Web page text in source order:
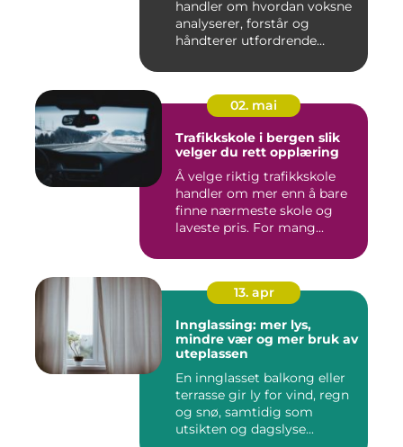
handler om hvordan voksne
analyserer, forstår og
håndterer utfordrende
02. mai
Trafikkskole i bergen slik
velger du rett opplæring
Å velge riktig trafikkskole
handler om mer enn å bare
finne nærmeste skole og
laveste pris. For mang...
13. apr
Innglassing: mer lys,
mindre vær og mer bruk av
uteplassen
En innglasset balkong eller
terrasse gir ly for vind, regn
og snø, samtidig som
utsikten og dagslyse...